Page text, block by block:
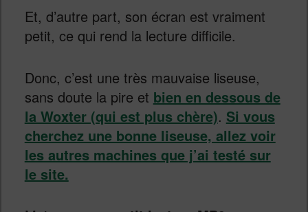
Et, d’autre part, son écran est vraiment
petit, ce qui rend la lecture difficile.
Donc, c’est une très mauvaise liseuse,
sans doute la pire et bien en dessous de
la Woxter (qui est plus chère). Si vous
cherchez une bonne liseuse, allez voir
les autres machines que j’ai testé sur
le site.